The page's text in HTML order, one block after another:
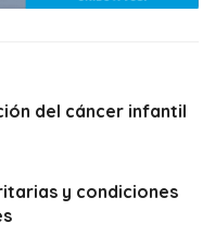
del cáncer infantil
y condiciones